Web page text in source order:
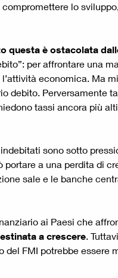
lo
questa è ostacolata
per affrontare una
economica. Ma
debito. Perversamente
tassi ancora più
sono sotto
a una perdita di
sale e le banche
ai Paesi che
a crescere.
FMI potrebbe essere